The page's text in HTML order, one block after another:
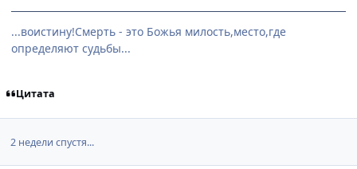
...воистину!Смерть - это Божья милость,место,где
определяют судьбы...
Цитата
2 недели спустя...